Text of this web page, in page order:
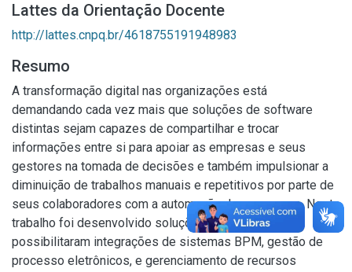
Lattes da Orientação Docente
http://lattes.cnpq.br/4618755191948983
Resumo
A transformação digital nas organizações está
demandando cada vez mais que soluções de software
distintas sejam capazes de compartilhar e trocar
informações entre si para apoiar as empresas e seus
gestores na tomada de decisões e também impulsionar a
diminuição de trabalhos manuais e repetitivos por parte de
seus colaboradores com a automação de processos. Neste
trabalho foi desenvolvido soluções de software que
possibilitaram integrações de sistemas BPM, gestão de
processo eletrônicos, e gerenciamento de recursos